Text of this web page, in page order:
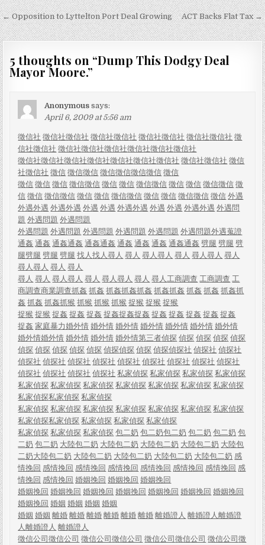
Post
navigation
← Opposition to Lyttelton Port Deal Growing ACT Backs Flat Tax →
5 thoughts on “Dump This Dodgy Deal
Mayor Moore.”
Anonymous says:
April 6, 2009 at 5:56 am
徵信社 徵信社徵信社 徵信社徵信社 徵信社徵信社 徵信社徵信社 徵
信社徵信社 徵信社徵信社徵信社徵信社徵信社徵信社
徵信社徵信社徵信社徵信社徵信社徵信社徵信社 徵信社徵信社 徵信
社徵信社 徵信 徵信徵信 徵信徵信徵信徵信 徵信
徵信 徵信 徵信 徵信徵信 徵信 徵信 徵信徵信 徵信 徵信 徵信徵信 徵
信 徵信 徵信徵信 徵信 徵信 徵信徵信 徵信 徵信 徵信徵信 徵信 外遇
外遇外遇 外遇外遇 外遇 外遇 外遇外遇 外遇 外遇 外遇外遇 外遇問
題 外遇問題 外遇問題
外遇問題 外遇問題 外遇問題 外遇問題 外遇問題 外遇問題外遇蒐證
通姦 通姦 通姦通姦 通姦通姦 通姦 通姦 通姦 通姦通姦 劈腿 劈腿 劈
腿劈腿 劈腿 劈腿 找人找人尋人 尋人 尋人尋人 尋人 尋人尋人 尋人
尋人尋人 尋人 尋人
尋人 尋人 尋人尋人 尋人 尋人尋人 尋人 尋人 工商調查 工商調查 工
商調查商業調查抓姦 抓姦 抓姦抓姦抓姦 抓姦抓姦 抓姦 抓姦 抓姦抓
姦 抓姦 抓姦抓猴 抓猴 抓猴 抓猴 捉猴 捉猴 捉猴
捉猴 捉猴 捉姦 捉姦 捉姦 捉姦捉姦捉姦 捉姦 捉姦 捉姦 捉姦 捉姦
捉姦 家庭暴力婚外情 婚外情 婚外情 婚外情 婚外情 婚外情 婚外情
婚外情婚外情 婚外情 婚外情 婚外情第三者偵探 偵探 偵探 偵探 偵探
偵探 偵探 偵探 偵探 偵探 偵探偵探 偵探 偵探偵探社 偵探社 偵探社
偵探社 偵探社 偵探社 偵探社 偵探社 偵探社 偵探社 偵探社 偵探社
偵探社 偵探社 偵探社 偵探社 私家偵探 私家偵探 私家偵探 私家偵探
私家偵探 私家偵探 私家偵探 私家偵探 私家偵探 私家偵探 私家偵探
私家偵探私家偵探 私家偵探
私家偵探 私家偵探 私家偵探 私家偵探 私家偵探 私家偵探 私家偵探
私家偵探私家偵探 私家偵探 私家偵探 私家偵探
私家偵探 私家偵探 私家偵探 包二奶 包二奶包二奶 包二奶 包二奶 包
二奶 包二奶 大陸包二奶 大陸包二奶 大陸包二奶 大陸包二奶 大陸包
二奶大陸包二奶 大陸包二奶 大陸包二奶 大陸包二奶 大陸包二奶 感
情挽回 感情挽回 感情挽回 感情挽回 感情挽回 感情挽回 感情挽回 感
情挽回 感情挽回 婚姻挽回 婚姻挽回 婚姻挽回
婚姻挽回 婚姻挽回 婚姻挽回 婚姻挽回 婚姻挽回 婚姻挽回 婚姻挽回
婚姻挽回 婚姻 婚姻 婚姻 婚姻
婚姻 婚姻 離婚 離婚 離婚 離婚 離婚 離婚 離婚證人 離婚證人離婚證
人離婚證人 離婚證人
徵信公司徵信公司 徵信公司徵信公司 徵信公司徵信公司 徵信公司徵